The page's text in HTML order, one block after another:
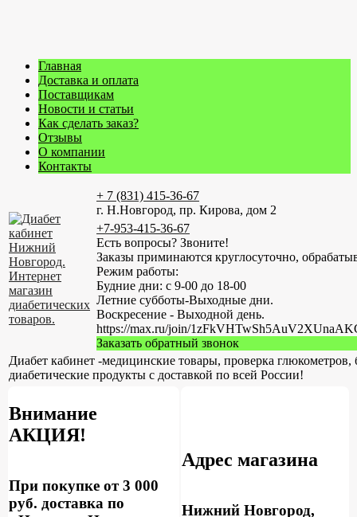
Главная
Доставка и оплата
Поставщикам
Новости и статьи
Как сделать заказ?
Отзывы
О компании
Контакты
+ 7 (831) 415-36-67
г. Н.Новгород, пр. Кирова, дом 2
+7-953-415-36-67
Есть вопросы? Звоните!
Заказы приминаются круглосуточно,
Режим работы:
Будние дни: с 9-00 до 18-00
Летние субботы-Выходные дни.
Воскресение - Выходной день.
https://max.ru/join/
Заказать обратный звонок
Диабет кабинет -медицинские товары, проверка глюкометров,
диабетические продукты с доставкой по всей России!
Внимание
АКЦИЯ!
При покупке от 3 000
руб. доставка по
Адрес магазина
Нижний Новгород,